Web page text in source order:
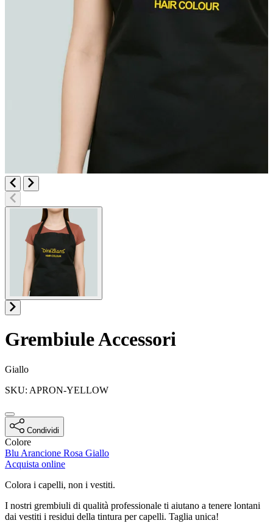
GrembiuleAccessori
Informazioni sul prodotto
Giallo
SKU: APRON-YELLOW
Condividi
Colore
Blu Arancione Rosa Giallo
Acquista online
Description
Colora i capelli, non i vestiti.
I nostri grembiuli di qualità professionale ti aiutano a tenere lontani
dai vestiti i residui della tintura per capelli. Taglia unica!